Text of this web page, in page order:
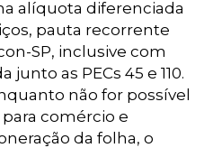
alíquota diferenciada
pauta recorrente
SP, inclusive com
as PECs 45 e 110.
não for possível
comércio e
da folha, o